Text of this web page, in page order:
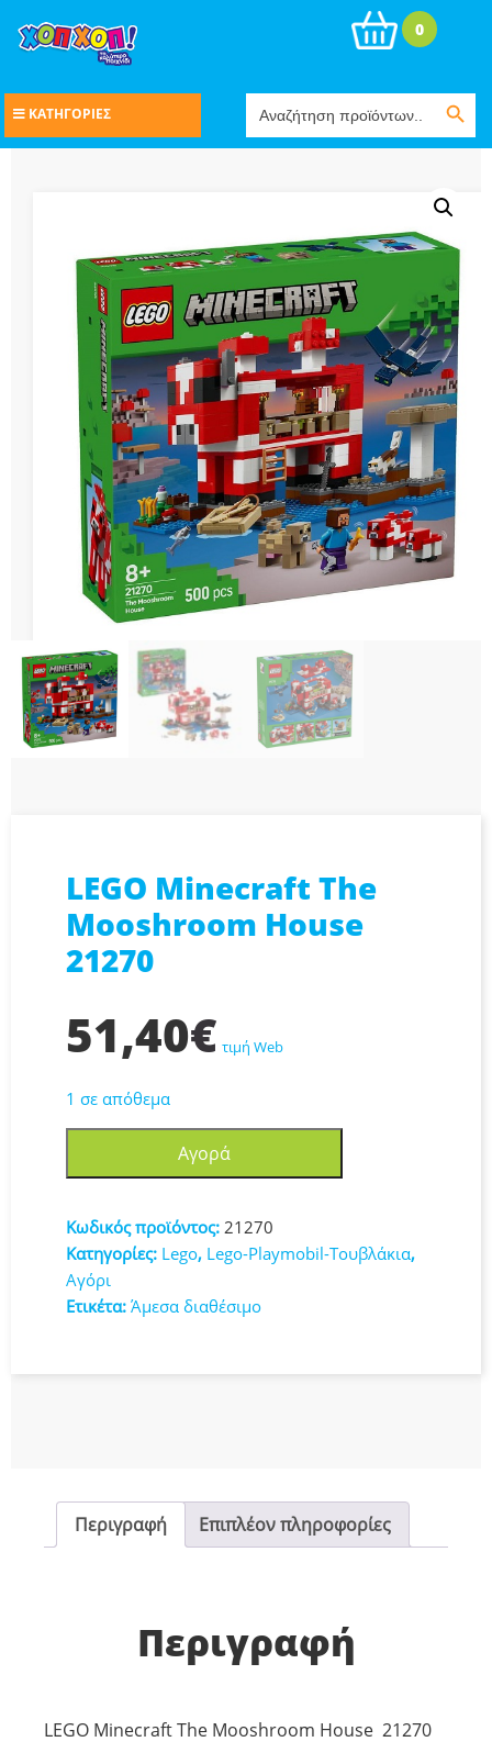
for:
Search Button
0
ΚΑΤΗΓΟΡΙΕΣ
LEGO Minecraft The
Mooshroom House
21270
51,40€ τιμή Web
1 σε απόθεμα
Mooshroom
House
21270
ποσότητα
Αγορά
Κωδικός προϊόντος: 21270
Κατηγορίες: Lego, Lego-Playmobil-Τουβλάκια,
Αγόρι
Ετικέτα: Άμεσα διαθέσιμο
Περιγραφή Επιπλέον πληροφορίες
Περιγραφή
LEGO Minecraft The Mooshroom House 21270